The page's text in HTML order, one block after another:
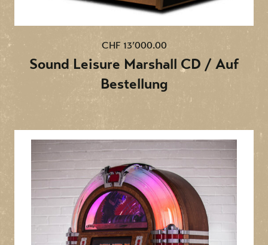
CHF 13’000.00
Sound Leisure Marshall CD / Auf
Bestellung